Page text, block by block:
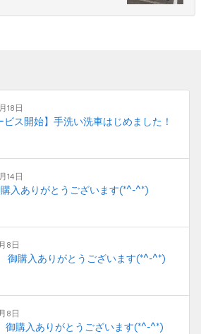
18日
ビス開始】手洗い洗車はじめました！
14日
入ありがとうございます(*^-^*)
8日
御購入ありがとうございます(*^-^*)
8日
購入ありがとうございます(*^-^*)